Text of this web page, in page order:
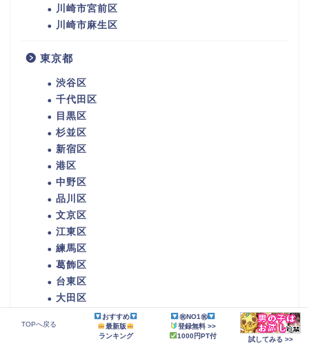
川崎市宮前区
川崎市麻生区
東京都
渋谷区
千代田区
目黒区
杉並区
新宿区
港区
中野区
品川区
文京区
江東区
練馬区
葛飾区
台東区
大田区
江戸川区
TOPへ戻る
おすすめ
最新版
ランキング
㊗NO1㊗
登録無料 >>
1000円PT付
試してみる >>